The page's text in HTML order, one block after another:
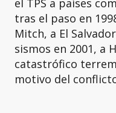
el TPS a países
tras el paso en
Mitch, a El
sismos en 2001, a
catastrófico
motivo del